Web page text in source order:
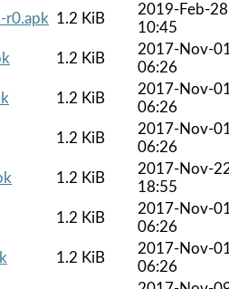
r0.apk 1.2 KiB
2019-Feb-28
10:45
1.2 KiB
2017-Nov-
06:26
1.2 KiB
2017-Nov-
06:26
1.2 KiB
2017-Nov-
06:26
1.2 KiB
2017-Nov-
18:55
1.2 KiB
2017-Nov-
06:26
1.2 KiB
2017-Nov-
06:26